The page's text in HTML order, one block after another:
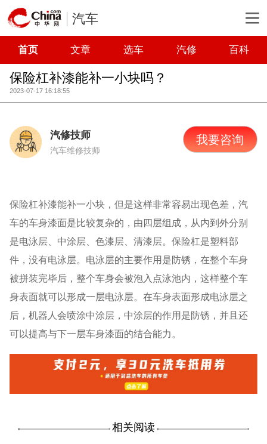
汽车
首页 文章 选车 汽修 百科
保险杠补漆能补一小块吗？
2023-07-17 16:18:55
汽修技师
汽车维修技师
我要咨询
保险杠补漆能补一小块，但是这样非常容易出现色差，汽
车的车身漆面是比较复杂的，由四层组成，从内到外分别
是电泳层、中涂层、色漆层、清漆层。保险杠是塑料部
件，没有电泳层。电泳层的主要作用是防锈，在整个车身
被拼装完毕后，整个车身会被泡入点泳池内，这样整个车
身表面就可以形成一层电泳层。在车身表面形成电泳层之
后，机器人会喷涂中涂层，中涂层的作用是防锈，并且还
可以提高与下一层车身漆面的结合能力。
相关阅读